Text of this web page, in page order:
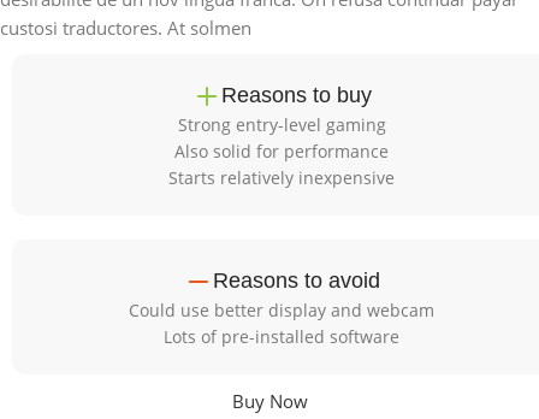
custosi traductores. At solmen
Reasons to buy
Strong entry-level gaming
Also solid for performance
Starts relatively inexpensive
Reasons to avoid
Could use better display and webcam
Lots of pre-installed software
Buy Now